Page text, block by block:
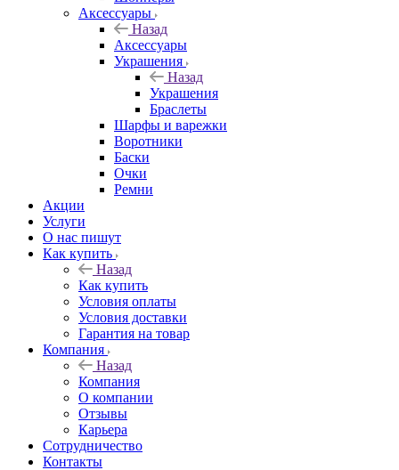
Аксессуары
Назад
Аксессуары
Украшения
Назад
Украшения
Браслеты
Шарфы и варежки
Воротники
Баски
Очки
Ремни
Акции
Услуги
О нас пишут
Как купить
Назад
Как купить
Условия оплаты
Условия доставки
Гарантия на товар
Компания
Назад
Компания
О компании
Отзывы
Карьера
Сотрудничество
Контакты